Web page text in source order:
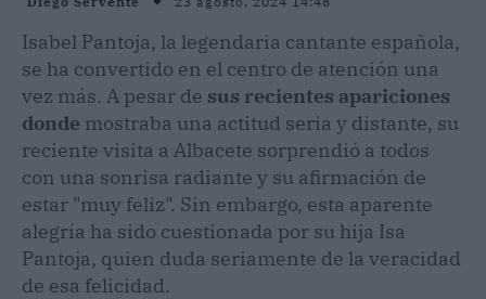
Isabel Pantoja, la legendaria cantante española,
se ha convertido en el centro de atención una
vez más. A pesar de sus recientes apariciones
donde mostraba una actitud seria y distante, su
reciente visita a Albacete sorprendió a todos
con una sonrisa radiante y su afirmación de
estar "muy feliz". Sin embargo, esta aparente
alegría ha sido cuestionada por su hija Isa
Pantoja, quien duda seriamente de la veracidad
de esa felicidad.